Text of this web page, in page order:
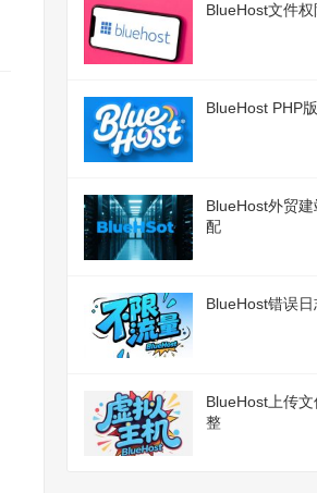
BlueHost文件
BlueHost PHP
BlueHost外贸
配
BlueHost错误
BlueHost上传
整